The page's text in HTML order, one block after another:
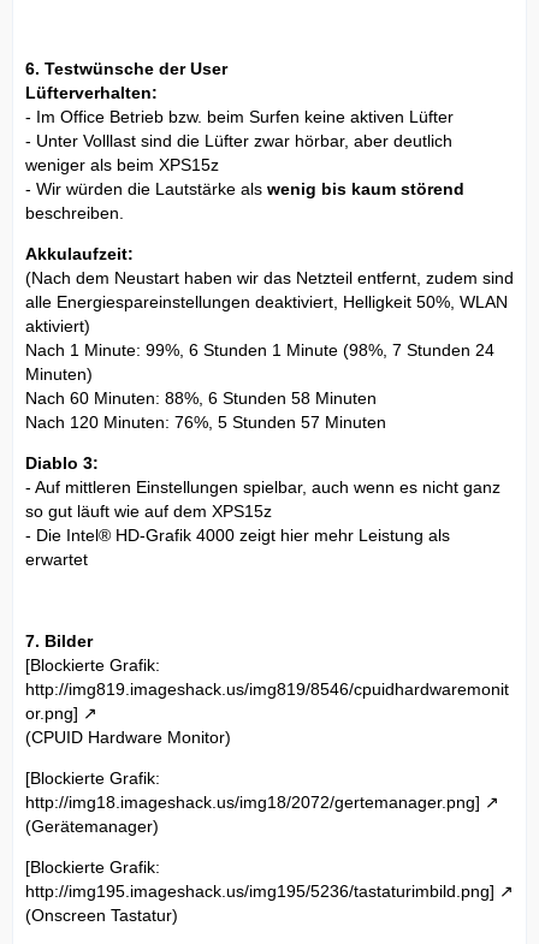
6. Testwünsche der User
Lüfterverhalten:
- Im Office Betrieb bzw. beim Surfen keine aktiven Lüfter
- Unter Volllast sind die Lüfter zwar hörbar, aber deutlich
weniger als beim XPS15z
- Wir würden die Lautstärke als wenig bis kaum störend
beschreiben.
Akkulaufzeit:
(Nach dem Neustart haben wir das Netzteil entfernt, zudem sind
alle Energiespareinstellungen deaktiviert, Helligkeit 50%, WLAN
aktiviert)
Nach 1 Minute: 99%, 6 Stunden 1 Minute (98%, 7 Stunden 24
Minuten)
Nach 60 Minuten: 88%, 6 Stunden 58 Minuten
Nach 120 Minuten: 76%, 5 Stunden 57 Minuten
Diablo 3:
- Auf mittleren Einstellungen spielbar, auch wenn es nicht ganz
so gut läuft wie auf dem XPS15z
- Die Intel® HD-Grafik 4000 zeigt hier mehr Leistung als
erwartet
7. Bilder
[Blockierte Grafik:
http://img819.imageshack.us/img819/8546/cpuidhardwaremonit
or.png]
(CPUID Hardware Monitor)
[Blockierte Grafik:
http://img18.imageshack.us/img18/2072/gertemanager.png]
(Gerätemanager)
[Blockierte Grafik:
http://img195.imageshack.us/img195/5236/tastaturimbild.png]
(Onscreen Tastatur)